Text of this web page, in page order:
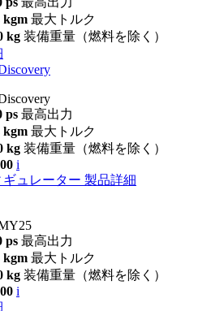
kgm 最大トルク
kg 装備重量（燃料を除く）
ps 最高出力
kgm 最大トルク
kg 装備重量（燃料を除く）
i
ギュレーター 製品詳細
ps 最高出力
kgm 最大トルク
kg 装備重量（燃料を除く）
i